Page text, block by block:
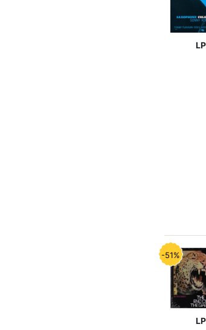
LP
-51%
LP